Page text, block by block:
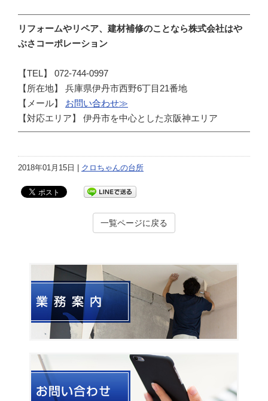
リフォームやリペア、建材補修のことなら株式会社はや
ぶさコーポレーション
【TEL】 072-744-0997
【所在地】 兵庫県伊丹市西野6丁目21番地
【メール】 お問い合わせ≫
【対応エリア】 伊丹市を中心とした京阪神エリア
2018年01月15日 | クロちゃんの台所
一覧ページに戻る